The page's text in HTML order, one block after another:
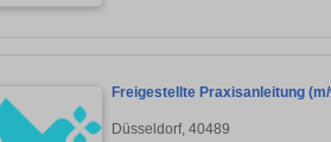
Freigestellte Praxisanleitung
Düsseldorf, 40489